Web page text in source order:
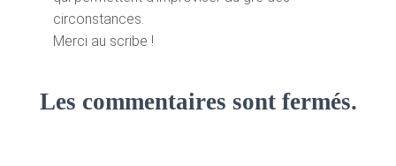
circonstances.
Merci au scribe !
Les commentaires sont fermés.